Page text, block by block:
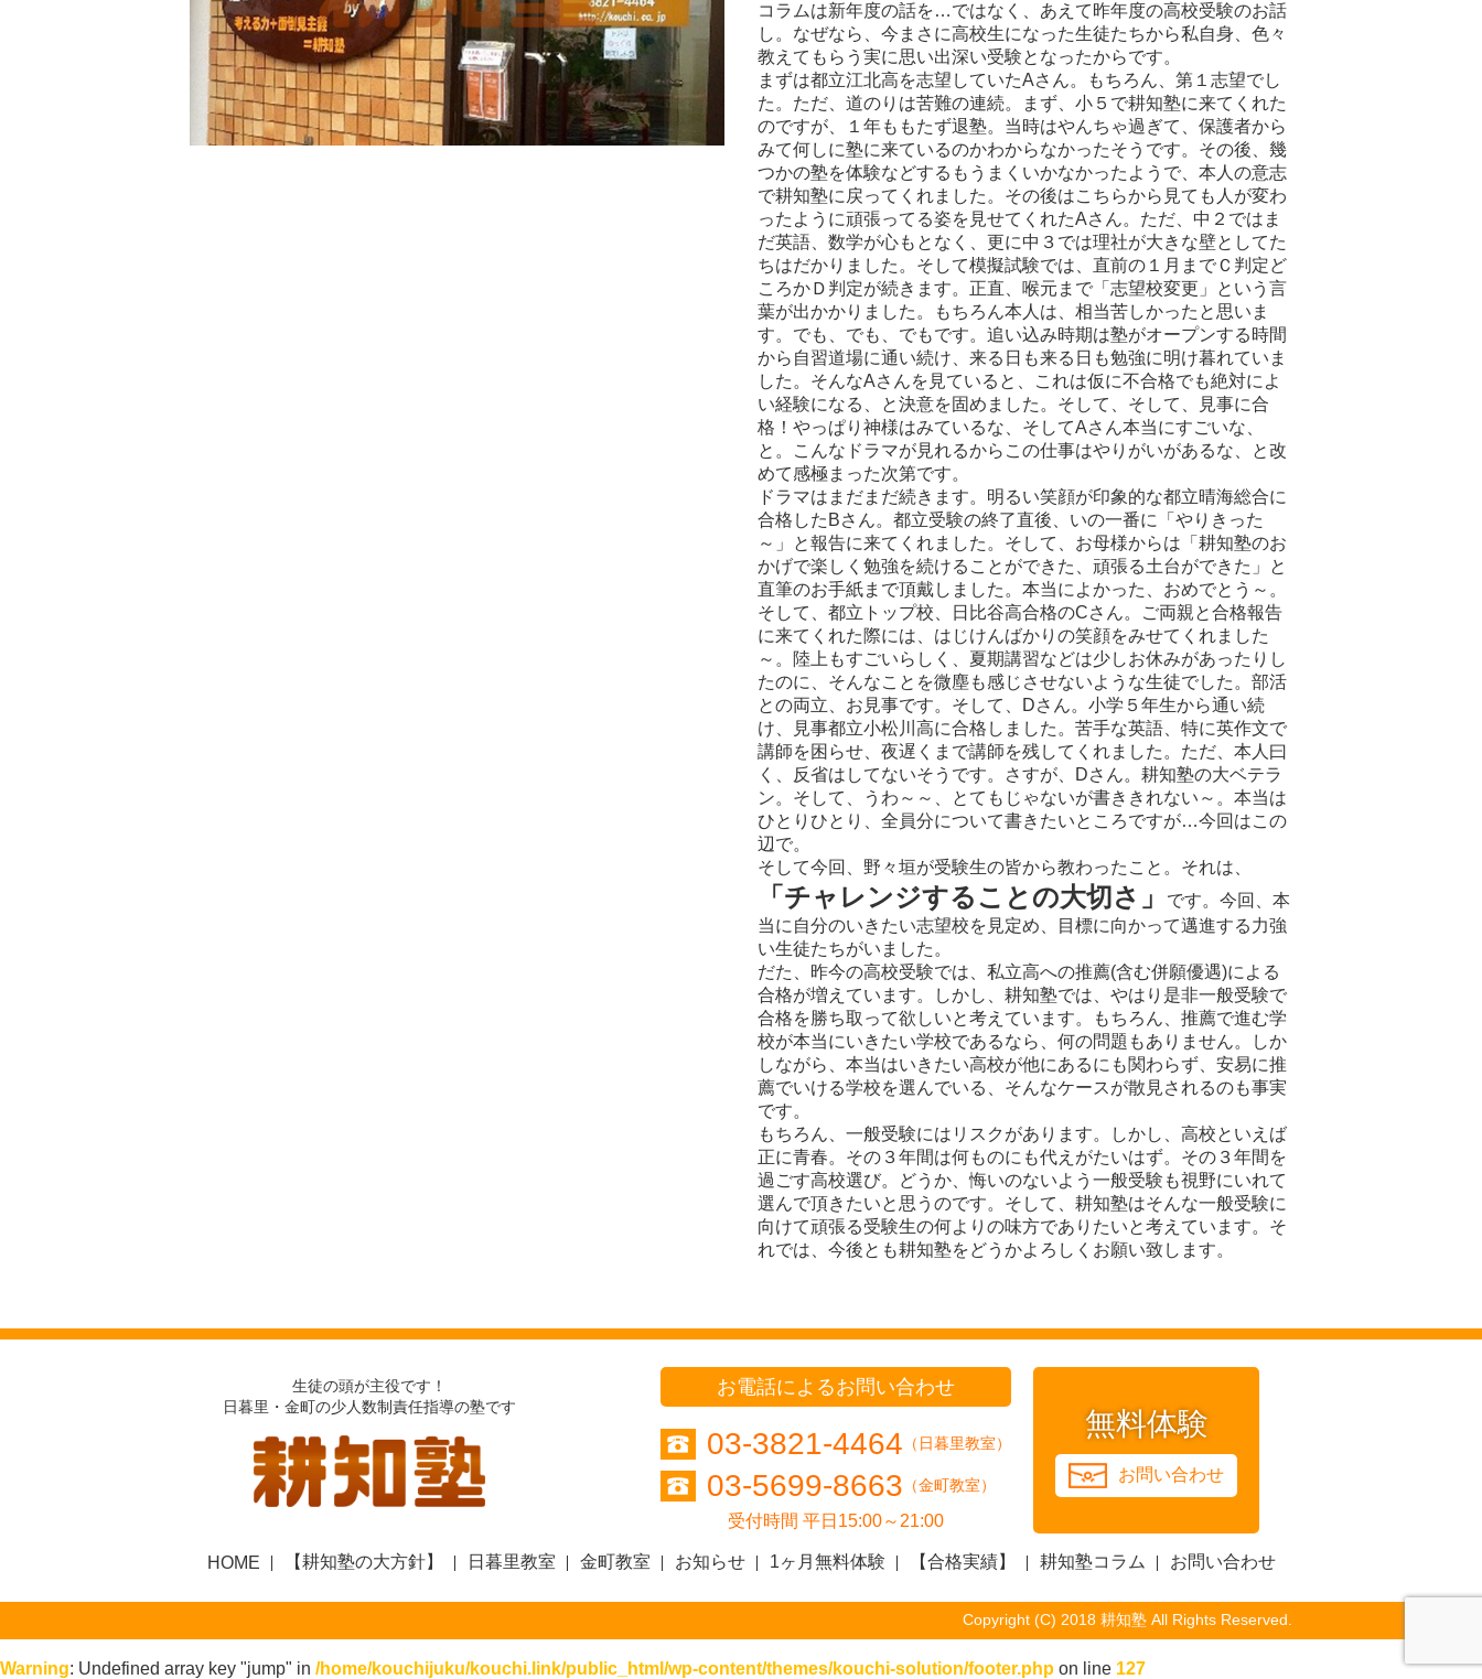
コラムは新年度の話を…ではなく、あえて昨年度の高校受験のお話
し。なぜなら、今まさに高校生になった生徒たちから私自身、色々
教えてもらう実に思い出深い受験となったからです。
まずは都立江北高を志望していたAさん。もちろん、第１志望でし
た。ただ、道のりは苦難の連続。まず、小５で耕知塾に来てくれた
のですが、１年ももたず退塾。当時はやんちゃ過ぎて、保護者から
みて何しに塾に来ているのかわからなかったそうです。その後、幾
つかの塾を体験などするもうまくいかなかったようで、本人の意志
で耕知塾に戻ってくれました。その後はこちらから見ても人が変わ
ったように頑張ってる姿を見せてくれたAさん。ただ、中２ではま
だ英語、数学が心もとなく、更に中３では理社が大きな壁としてた
ちはだかりました。そして模擬試験では、直前の１月までＣ判定ど
ころかＤ判定が続きます。正直、喉元まで「志望校変更」という言
葉が出かかりました。もちろん本人は、相当苦しかったと思いま
す。でも、でも、でもです。追い込み時期は塾がオープンする時間
から自習道場に通い続け、来る日も来る日も勉強に明け暮れていま
した。そんなAさんを見ていると、これは仮に不合格でも絶対によ
い経験になる、と決意を固めました。そして、そして、見事に合
格！やっぱり神様はみているな、そしてAさん本当にすごいな、
と。こんなドラマが見れるからこの仕事はやりがいがあるな、と改
めて感極まった次第です。
ドラマはまだまだ続きます。明るい笑顔が印象的な都立晴海総合に
合格したBさん。都立受験の終了直後、いの一番に「やりきった
～」と報告に来てくれました。そして、お母様からは「耕知塾のお
かげで楽しく勉強を続けることができた、頑張る土台ができた」と
直筆のお手紙まで頂戴しました。本当によかった、おめでとう～。
そして、都立トップ校、日比谷高合格のCさん。ご両親と合格報告
に来てくれた際には、はじけんばかりの笑顔をみせてくれました
～。陸上もすごいらしく、夏期講習などは少しお休みがあったりし
たのに、そんなことを微塵も感じさせないような生徒でした。部活
との両立、お見事です。そして、Dさん。小学５年生から通い続
け、見事都立小松川高に合格しました。苦手な英語、特に英作文で
講師を困らせ、夜遅くまで講師を残してくれました。ただ、本人曰
く、反省はしてないそうです。さすが、Dさん。耕知塾の大ベテラ
ン。そして、うわ～～、とてもじゃないが書ききれない～。本当は
ひとりひとり、全員分について書きたいところですが…今回はこの
辺で。
そして今回、野々垣が受験生の皆から教わったこと。それは、
「チャレンジすることの大切さ」
です。今回、本
当に自分のいきたい志望校を見定め、目標に向かって邁進する力強
い生徒たちがいました。
だた、昨今の高校受験では、私立高への推薦(含む併願優遇)による
合格が増えています。しかし、耕知塾では、やはり是非一般受験で
合格を勝ち取って欲しいと考えています。もちろん、推薦で進む学
校が本当にいきたい学校であるなら、何の問題もありません。しか
しながら、本当はいきたい高校が他にあるにも関わらず、安易に推
薦でいける学校を選んでいる、そんなケースが散見されるのも事実
です。
もちろん、一般受験にはリスクがあります。しかし、高校といえば
正に青春。その３年間は何ものにも代えがたいはず。その３年間を
過ごす高校選び。どうか、悔いのないよう一般受験も視野にいれて
選んで頂きたいと思うのです。そして、耕知塾はそんな一般受験に
向けて頑張る受験生の何よりの味方でありたいと考えています。そ
れでは、今後とも耕知塾をどうかよろしくお願い致します。
生徒の頭が主役です！
日暮里・金町の少人数制責任指導の塾です
お電話によるお問い合わせ
03-3821-4464 （日暮里教室）
03-5699-8663 （金町教室）
受付時間 平日15:00～21:00
無料体験
お問い合わせ
HOME 【耕知塾の大方針】 日暮里教室 金町教室 お知らせ 1ヶ月無料体験 【合格実績】 耕知塾コラム お問い合わせ
Copyright (C) 2018 耕知塾 All Rights Reserved.
Warning: Undefined array key "jump" in /home/kouchijuku/kouchi.link/public_html/wp-content/themes/kouchi-solution/footer.php on line 127